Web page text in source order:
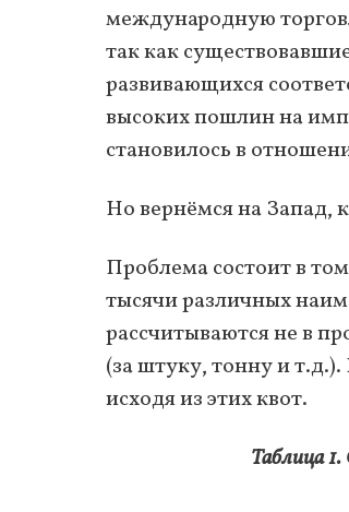
международную
так как
развивающихся
высоких пошлин на
становилось в
Но вернёмся на Запад,
Проблема состоит в
тысячи различных
рассчитываются не в
(за штуку, тонну и
исходя из этих квот.
Таблица